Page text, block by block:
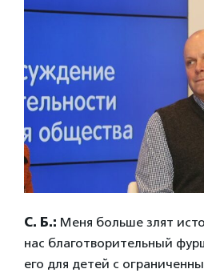
С. Б.: Меня больше злят
нас благотворительный
его для детей с